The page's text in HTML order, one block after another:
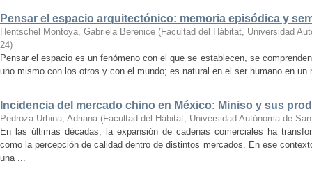
Pensar el espacio arquitectónico: memoria episódica y
Hentschel Montoya, Gabriela Berenice (Facultad del Hábitat, Universidad
24)
Pensar el espacio es un fenómeno con el que se establecen, se
uno mismo con los otros y con el mundo; es natural en el ser humano en
Incidencia del mercado chino en México: Miniso y sus
Pedroza Urbina, Adriana (Facultad del Hábitat, Universidad Autónoma de
En las últimas décadas, la expansión de cadenas comerciales ha
como la percepción de calidad dentro de distintos mercados. En ese
una ...